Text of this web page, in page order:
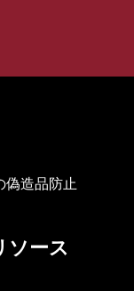
偽造品防止
ソース